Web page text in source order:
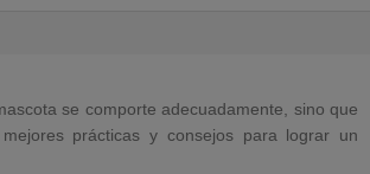
se comporte adecuadamente, sino que
prácticas y consejos para lograr un